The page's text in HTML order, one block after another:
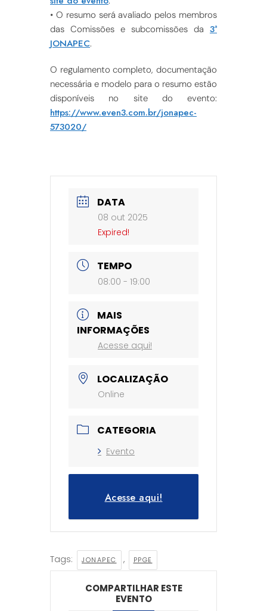
• O resumo será avaliado pelos membros
das Comissões e subcomissões da 3ª
JONAPEC.
O regulamento completo, documentação
necessária e modelo para o resumo estão
disponíveis no site do evento:
https://www.even3.com.br/jonapec-
573020/
DATA
08 out 2025
Expired!
TEMPO
08:00 - 19:00
MAIS
INFORMAÇÕES
Acesse aqui!
LOCALIZAÇÃO
Online
CATEGORIA
Evento
Acesse aqui!
Tags: JONAPEC , PPGE
COMPARTILHAR ESTE
EVENTO